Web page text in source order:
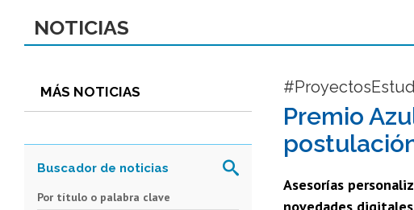
NOTICIAS
MÁS NOTICIAS
Premio
Asesorías
novedades
Por título o palabra clave